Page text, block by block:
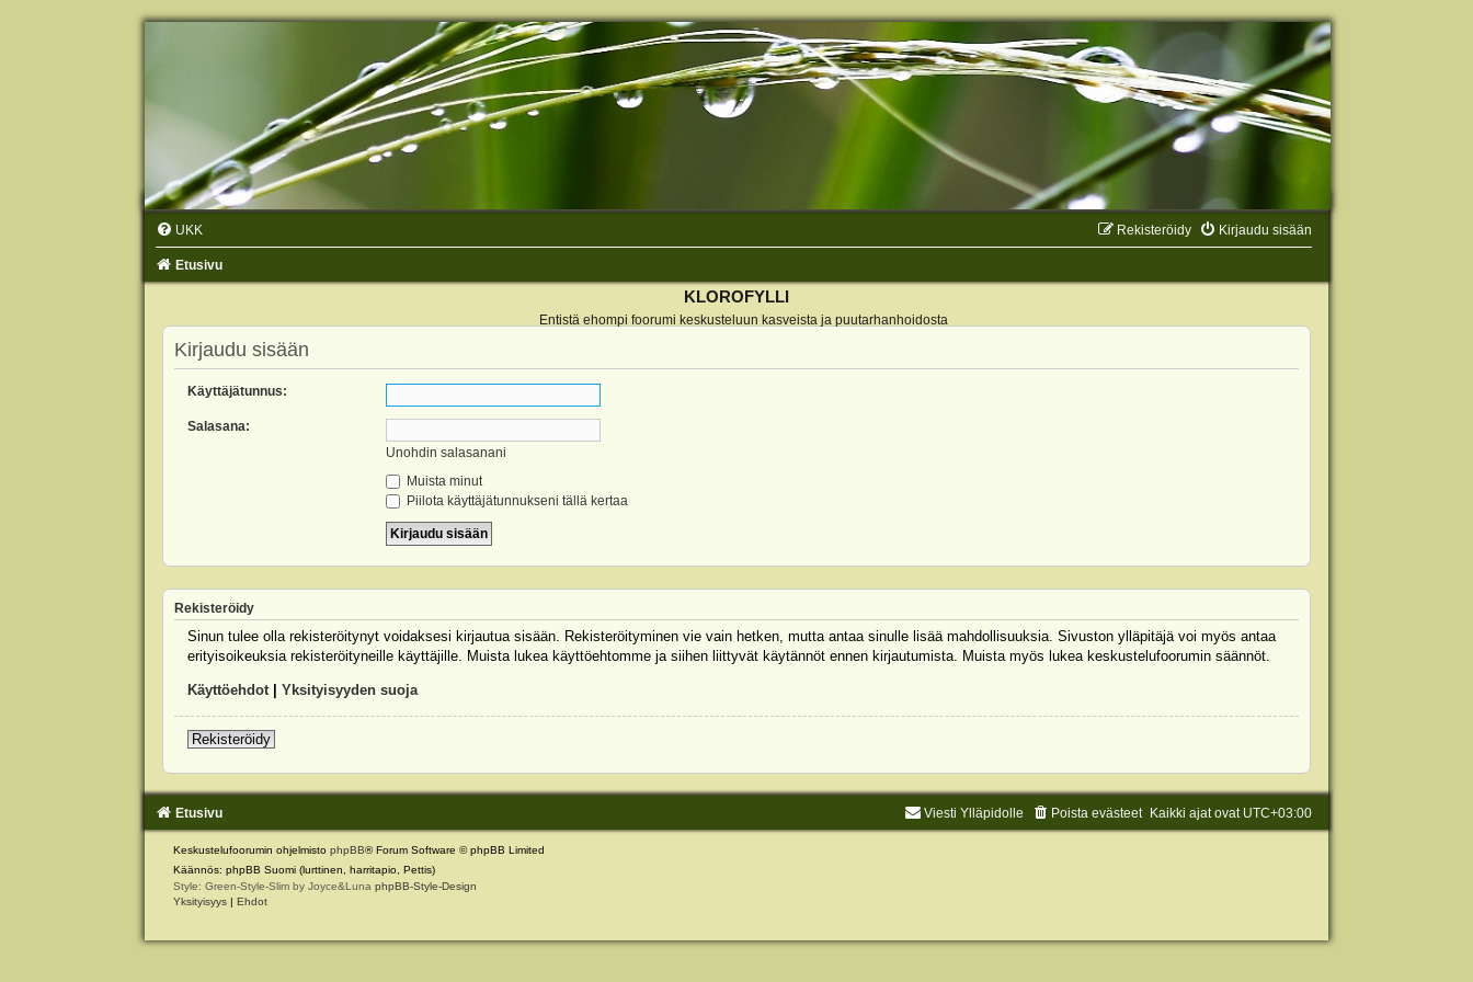
UKK Kirjaudu sisään
Rekisteröidy
Etusivu
KLOROFYLLI
Entistä ehompi foorumi keskusteluun kasveista ja puutarhanhoidosta
Kirjaudu sisään
Käyttäjätunnus:
Salasana:
Unohdin salasanani
Muista minut
Piilota käyttäjätunnukseni tällä kertaa
Rekisteröidy
Sinun tulee olla rekisteröitynyt voidaksesi kirjautua sisään. Rekisteröityminen vie vain hetken, mutta antaa sinulle lisää mahdollisuuksia. Sivuston ylläpitäjä voi myös antaa
erityisoikeuksia rekisteröityneille käyttäjille. Muista lukea käyttöehtomme ja siihen liittyvät käytännöt ennen kirjautumista. Muista myös lukea keskustelufoorumin säännöt.
Käyttöehdot| Yksityisyyden suoja
Rekisteröidy
Etusivu Kaikki ajat ovat UTC+03:00
Poista evästeet
Viesti Ylläpidolle
Keskustelufoorumin ohjelmisto phpBB® Forum Software © phpBB Limited
Käännös: phpBB Suomi (lurttinen, harritapio, Pettis)
Style: Green-Style-Slim by Joyce&Luna phpBB-Style-Design
Yksityisyys | Ehdot